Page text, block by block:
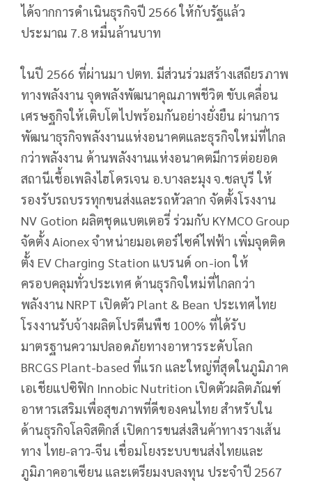
ได้จากการดำเนินธุรกิจปี 2566 ให้กับรัฐแล้ว
ประมาณ 7.8 หมื่นล้านบาท
ในปี 2566 ที่ผ่านมา ปตท. มีส่วนร่วมสร้างเสถียรภาพ
ทางพลังงาน จุดพลังพัฒนาคุณภาพชีวิต ขับเคลื่อน
เศรษฐกิจให้เติบโตไปพร้อมกันอย่างยั่งยืน ผ่านการ
พัฒนาธุรกิจพลังงานแห่งอนาคตและธุรกิจใหม่ที่ไกล
กว่าพลังงาน ด้านพลังงานแห่งอนาคตมีการต่อยอด
สถานีเชื้อเพลิงไฮโดรเจน อ.บางละมุง จ.ชลบุรี ให้
รองรับรถบรรทุกขนส่งและรถหัวลาก จัดตั้งโรงงาน
NV Gotion ผลิตชุดแบตเตอรี่ ร่วมกับ KYMCO Group
จัดตั้ง Aionex จำหน่ายมอเตอร์ไซค์ไฟฟ้า เพิ่มจุดติด
ตั้ง EV Charging Station แบรนด์ on-ion ให้
ครอบคลุมทั่วประเทศ ด้านธุรกิจใหม่ที่ไกลกว่า
พลังงาน NRPT เปิดตัว Plant & Bean ประเทศไทย
โรงงานรับจ้างผลิตโปรตีนพืช 100% ที่ได้รับ
มาตรฐานความปลอดภัยทางอาหารระดับโลก
BRCGS Plant-based ที่แรก และใหญ่ที่สุดในภูมิภาค
เอเชียแปซิฟิก Innobic Nutrition เปิดตัวผลิตภัณฑ์
อาหารเสริมเพื่อสุขภาพที่ดีของคนไทย สำหรับใน
ด้านธุรกิจโลจิสติกส์ เปิดการขนส่งสินค้าทางรางเส้น
ทาง ไทย-ลาว-จีน เชื่อมโยงระบบขนส่งไทยและ
ภูมิภาคอาเซียน และเตรียมงบลงทุน ประจำปี 2567